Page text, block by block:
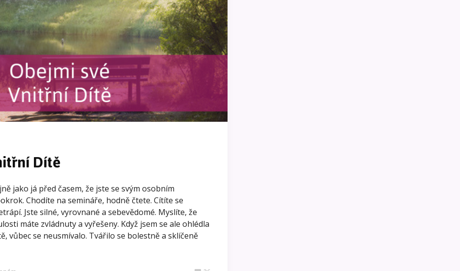
Dítě
jako já před časem, že jste se svým osobním
Chodíte na semináře, hodně čtete. Cítíte se
Jste silné, vyrovnané a sebevědomé. Myslíte, že
máte zvládnuty a vyřešeny. Když jsem se ale ohlédla
vůbec se neusmívalo. Tvářilo se bolestně a sklíčeně